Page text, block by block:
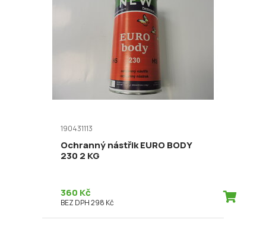
190431113
Ochranný nástřik EURO BODY
230 2 KG
360 Kč
BEZ DPH 298 Kč